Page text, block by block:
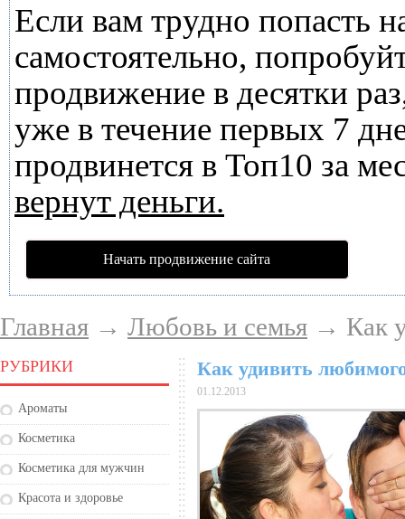
Если вам трудно попасть
самостоятельно,
продвижение в десятки
уже в течение первых 7
продвинется в Топ10 за
вернут деньги.
Начать продвижение сайта
Главная → Любовь и семья → Как
РУБРИКИ
Ароматы
Косметика
Косметика для мужчин
Красота и здоровье
Как удивить
01.12.2013